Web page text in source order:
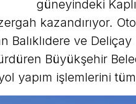
güneyindeki
kazandırıyor.
Balıklıdere ve
Büyükşehir
yapım işlemlerini